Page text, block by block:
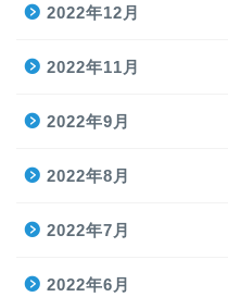
2022年12月
2022年11月
2022年9月
2022年8月
2022年7月
2022年6月